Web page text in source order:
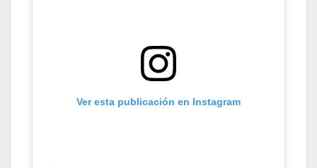
Ver esta publicación en Instagram